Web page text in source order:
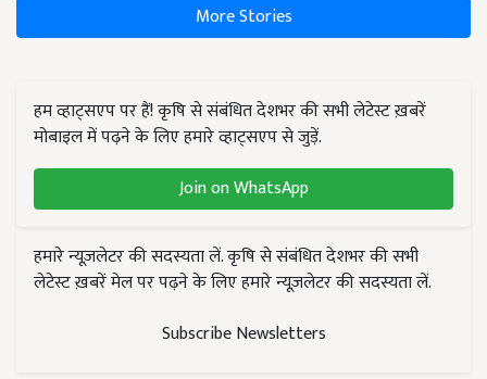
More Stories
हम व्हाट्सएप पर हैं! कृषि से संबंधित देशभर की सभी लेटेस्ट ख़बरें
मोबाइल में पढ़ने के लिए हमारे व्हाट्सएप से जुड़ें.
Join on WhatsApp
हमारे न्यूज़लेटर की सदस्यता लें. कृषि से संबंधित देशभर की सभी
लेटेस्ट ख़बरें मेल पर पढ़ने के लिए हमारे न्यूज़लेटर की सदस्यता लें.
Subscribe Newsletters